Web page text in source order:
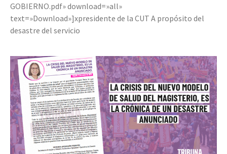
GOBIERNO.pdf» download=»all»
text=»Download»]xpresidente de la CUT A propósito del
desastre del servicio